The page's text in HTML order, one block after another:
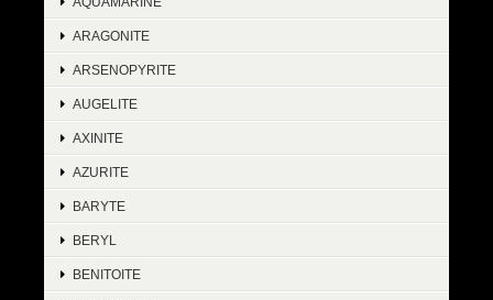
ARAGONITE
ARSENOPYRITE
AUGELITE
AXINITE
AZURITE
BARYTE
BERYL
BENITOITE